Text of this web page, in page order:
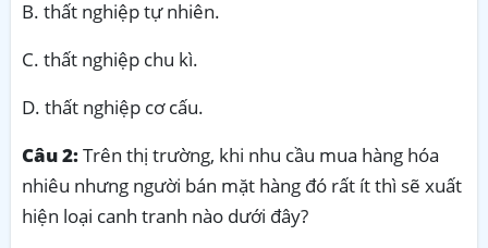
B. thất nghiệp tự nhiên.
C. thất nghiệp chu kì.
D. thất nghiệp cơ cấu.
Câu 2:Trên thị trường, khi nhu cầu mua hàng hóa
nhiêu nhưng người bán mặt hàng đó rất ít thì sẽ xuất
hiện loại canh tranh nào dưới đây?